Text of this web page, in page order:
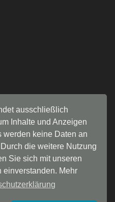
ausschließlich
Inhalte und Anzeigen
werden keine Daten an
die weitere Nutzung
Sie sich mit unseren
einverstanden. Mehr